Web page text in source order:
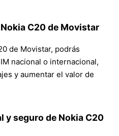
C20 de Movistar
de Movistar, podrás
nacional o internacional,
y aumentar el valor de
y seguro de Nokia C20